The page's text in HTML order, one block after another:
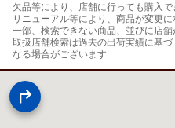
欠品等により、店舗に行っても購入
リニューアル等により、商品が変更
一部、検索できない商品、並びに店
取扱店舗検索は過去の出荷実績に基
なる場合がございます